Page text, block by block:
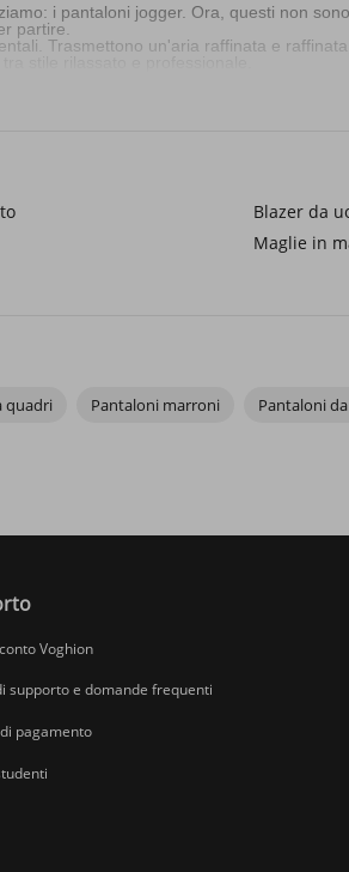
i pantaloni jogger. Ora, questi non
partire.
Trasmettono un'aria raffinata e
giusta. Questi pantaloni ti fanno
weekend. È quello stile disinvolto che
gridano avventura e versatilità. E la
Blazer da
Maglie in
quadri Pantaloni marroni
Pantaloni
Voghion
supporto e domande frequenti
pagamento